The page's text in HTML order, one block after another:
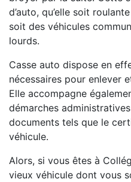
d’auto, qu’elle soit
soit des véhicules
lourds.
Casse auto dispose en
nécessaires pour enlever
Elle accompagne
démarches
documents tels que le
véhicule.
Alors, si vous êtes à
vieux véhicule dont vous